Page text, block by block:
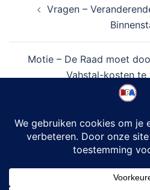
navigatie
Vragen –
Motie – De Raad moet
Vahstal-kosten te